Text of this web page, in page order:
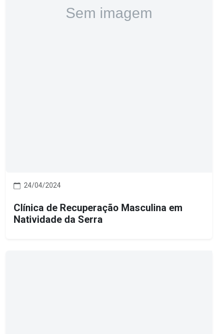
24/04/2024
Clínica de Recuperação Masculina em
Natividade da Serra